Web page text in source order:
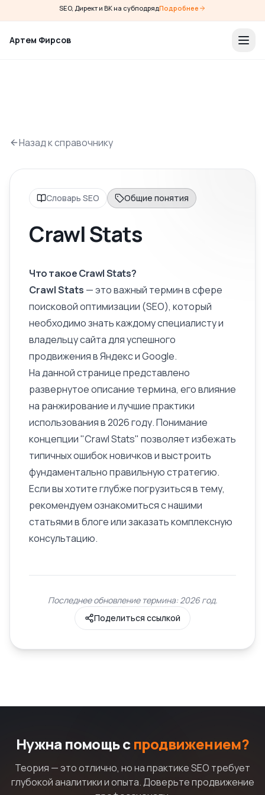
SEO, Директ и ВК на субподрядПодробнее
Артем Фирсов
Назад к справочнику
Словарь SEO Общие понятия
Crawl Stats
Что такое Crawl Stats?
Crawl Stats — это важный термин в сфере
поисковой оптимизации (SEO), который
необходимо знать каждому специалисту и
владельцу сайта для успешного
продвижения в Яндекс и Google.
На данной странице представлено
развернутоеописание термина, его влияние
на ранжирование и лучшие практики
использования в 2026 году. Понимание
концепции "Crawl Stats" позволяет избежать
типичных ошибок новичков и выстроить
фундаментально правильную стратегию.
Если вы хотите глубже погрузиться в тему,
рекомендуем ознакомиться с нашими
статьями в блоге или заказать комплексную
консультацию.
Последнее обновление термина: 2026 год.
Поделиться ссылкой
Нужна помощь с продвижением?
Теория — это отлично, но на практике SEO требует
глубокой аналитики и опыта. Доверьте продвижение